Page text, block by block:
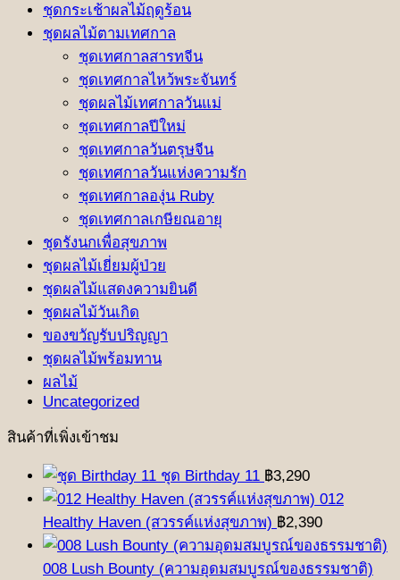
ชุดกระเช้าผลไม้ฤดูร้อน
ชุดผลไม้ตามเทศกาล
ชุดเทศกาลสารทจีน
ชุดเทศกาลไหว้พระจันทร์
ชุดผลไม้เทศกาลวันแม่
ชุดเทศกาลปีใหม่
ชุดเทศกาลวันตรุษจีน
ชุดเทศกาลวันแห่งความรัก
ชุดเทศกาลองุ่น Ruby
ชุดเทศกาลเกษียณอายุ
ชุดรังนกเพื่อสุขภาพ
ชุดผลไม้เยี่ยมผู้ป่วย
ชุดผลไม้แสดงความยินดี
ชุดผลไม้วันเกิด
ของขวัญรับปริญญา
ชุดผลไม้พร้อมทาน
ผลไม้
Uncategorized
สินค้าที่เพิ่งเข้าชม
ชุด Birthday 11 ฿3,290
012
Healthy Haven (สวรรค์แห่งสุขภาพ) ฿2,390
008 Lush Bounty (ความอุดมสมบูรณ์ของธรรมชาติ)